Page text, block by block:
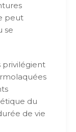
peut
se
privilégient
du
de vie